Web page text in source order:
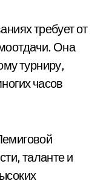
требует от
Она
турниру,
часов
таланте и